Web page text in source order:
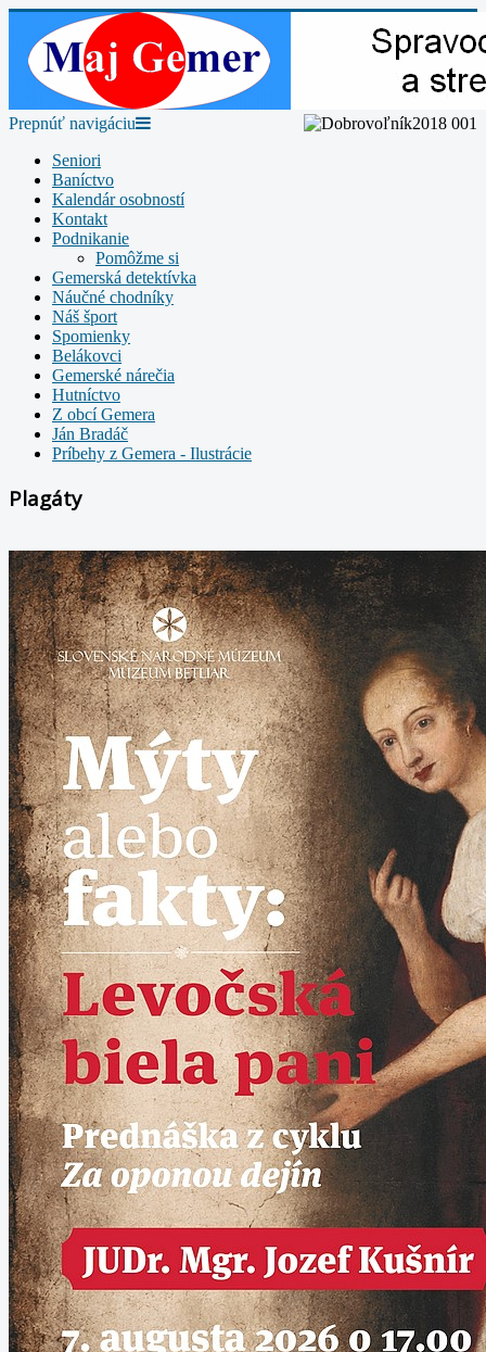
Prepnúť navigáciu
Seniori
Baníctvo
Kalendár osobností
Kontakt
Podnikanie
Pomôžme si
Gemerská detektívka
Náučné chodníky
Náš šport
Spomienky
Belákovci
Gemerské nárečia
Hutníctvo
Z obcí Gemera
Ján Bradáč
Príbehy z Gemera - Ilustrácie
Plagáty